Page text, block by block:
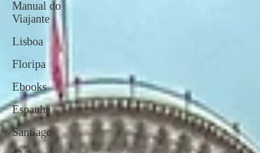
Manual do
Viajante
Lisboa
Floripa
Ebooks
Espanha
Santiago